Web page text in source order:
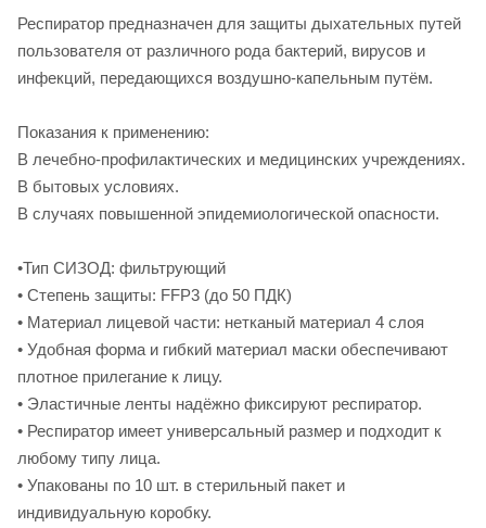
Респиратор предназначен для защиты дыхательных путей
пользователя от различного рода бактерий, вирусов и
инфекций, передающихся воздушно-капельным путём.
Показания к применению:
В лечебно-профилактических и медицинских учреждениях.
В бытовых условиях.
В случаях повышенной эпидемиологической опасности.
•Тип СИЗОД: фильтрующий
• Степень защиты: FFP3 (до 50 ПДК)
• Материал лицевой части: нетканый материал 4 слоя
• Удобная форма и гибкий материал маски обеспечивают
плотное прилегание к лицу.
• Эластичные ленты надёжно фиксируют респиратор.
• Респиратор имеет универсальный размер и подходит к
любому типу лица.
• Упакованы по 10 шт. в стерильный пакет и
индивидуальную коробку.